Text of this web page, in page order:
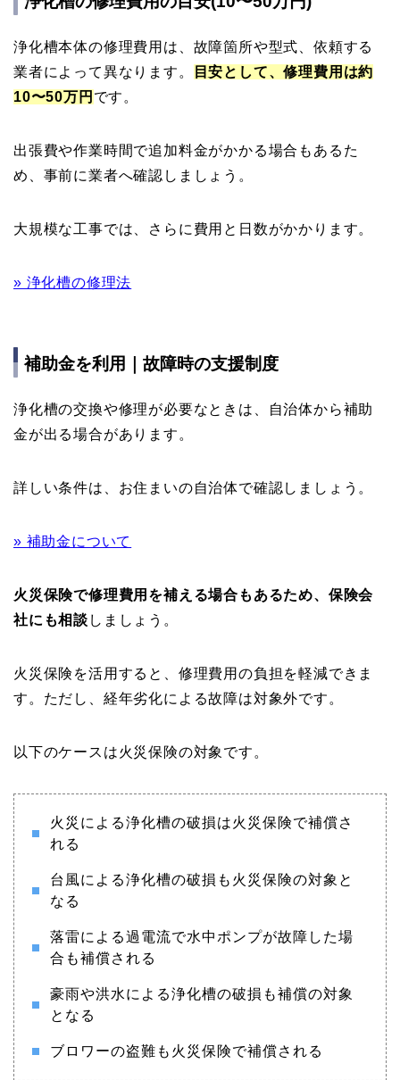
浄化槽本体の修理費用は、故障箇所や型式、依頼する
業者によって異なります。
目安として、修理費用は約
10〜50万円 です。
出張費や作業時間で追加料金がかかる場合もあるた
め、事前に業者へ確認しましょう。
大規模な工事では、さらに費用と日数がかかります。
» 浄化槽の修理法
補助金を利用｜故障時の支援制度
浄化槽の交換や修理が必要なときは、自治体から補助
金が出る場合があります。
詳しい条件は、お住まいの自治体で確認しましょう。
» 補助金について
火災保険で修理費用を補える場合もあるため、保険会
社にも相談 しましょう。
火災保険を活用すると、修理費用の負担を軽減できま
す。ただし、経年劣化による故障は対象外です。
以下のケースは火災保険の対象です。
火災による浄化槽の破損は火災保険で補償さ
れる
台風による浄化槽の破損も火災保険の対象と
なる
落雷による過電流で水中ポンプが故障した場
合も補償される
豪雨や洪水による浄化槽の破損も補償の対象
となる
ブロワーの盗難も火災保険で補償される